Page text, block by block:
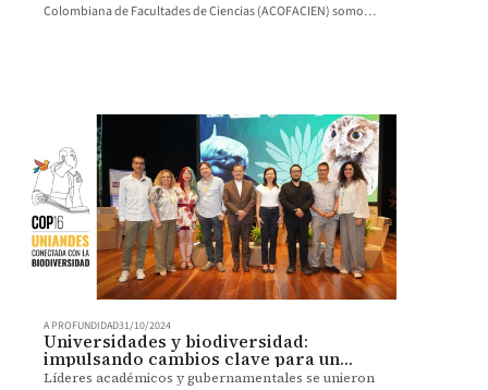
Colombiana de Facultades de Ciencias (ACOFACIEN) somos
A PROFUNDIDAD31/10/2024
Universidades y biodiversidad:
impulsando cambios clave para un
futuro sostenible
Líderes académicos y gubernamentales se unieron